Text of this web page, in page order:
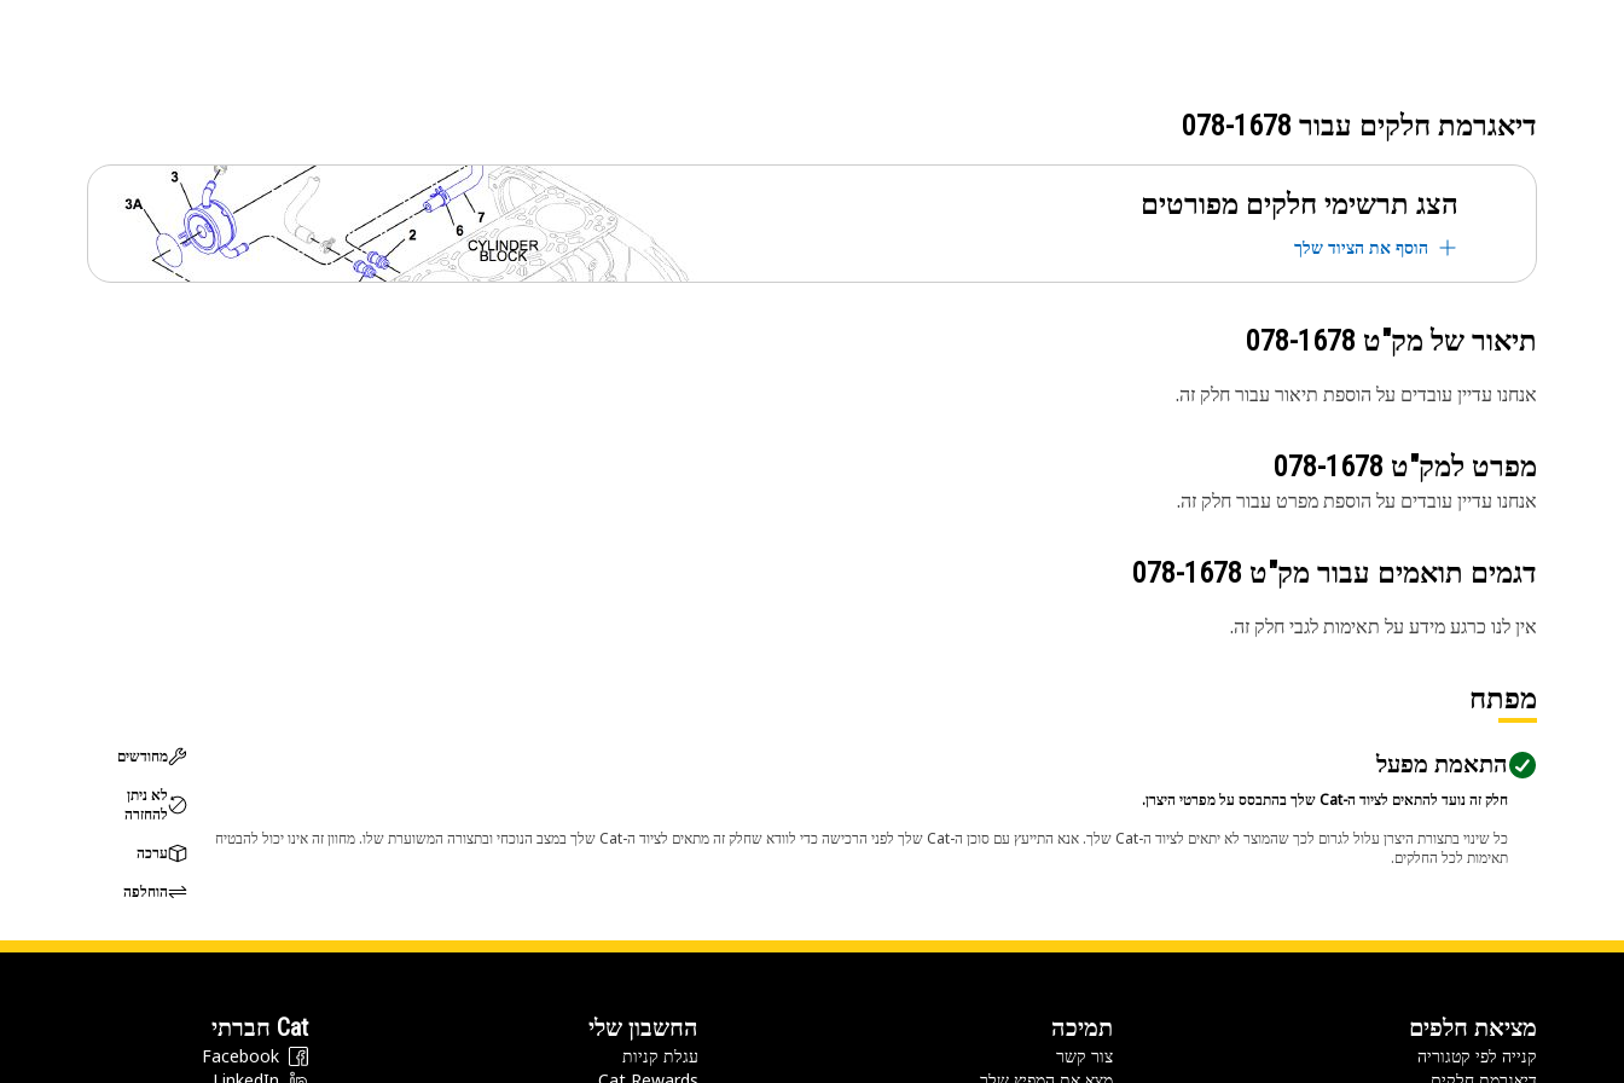
דיאגרמת חלקים עבור 078-1678
הצג תרשימי חלקים מפורטים
הוסף את הציוד שלך
תיאור של מק"ט 078-1678
אנחנו עדיין עובדים על הוספת תיאור עבור חלק זה.
מפרט למק"ט 078-1678
אנחנו עדיין עובדים על הוספת מפרט עבור חלק זה.
דגמים תואמים עבור מק"ט 078-1678
אין לנו כרגע מידע על תאימות לגבי חלק זה.
מפתח
התאמת מפעל
חלק זה נועד להתאים לציוד ה-Cat שלך בהתבסס על מפרטי היצרן.
כל שינוי בתצורת היצרן עלול לגרום לכך שהמוצר לא יתאים לציוד ה-Cat שלך. אנא התייעץ עם סוכן ה-Cat שלך לפני הרכישה כדי לוודא שחלק זה מתאים לציוד ה-Cat שלך במצב הנוכחי ובתצורה המשוערת שלו. מחוון זה אינו יכול להבטיח
תאימות לכל החלקים.
מחודשים
לא ניתן
להחזרה
ערכה
הוחלפה
מציאת חלפים
קנייה לפי קטגוריה
תמיכה
צור קשר
החשבון שלי
עגלת קניות
Cat חברתי
Facebook